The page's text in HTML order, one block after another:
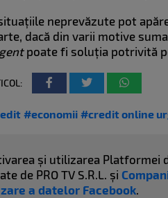
neprevăzute pot
dacă din varii motive
poate fi soluția potrivită
#economii #credit online
și utilizarea Platformei
de PRO TV S.R.L. și
a datelor Facebook.